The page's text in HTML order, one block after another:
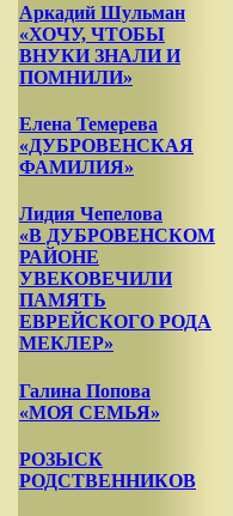
Аркадий Шульман
«ХОЧУ, ЧТОБЫ
ВНУКИ ЗНАЛИ И
ПОМНИЛИ»
Елена Темерева
«ДУБРОВЕНСКАЯ
ФАМИЛИЯ»
Лидия Чепелова
«В ДУБРОВЕНСКОМ
РАЙОНЕ
УВЕКОВЕЧИЛИ
ПАМЯТЬ
ЕВРЕЙСКОГО РОДА
МЕКЛЕР»
Галина Попова
«МОЯ СЕМЬЯ»
РОЗЫСК
РОДСТВЕННИКОВ